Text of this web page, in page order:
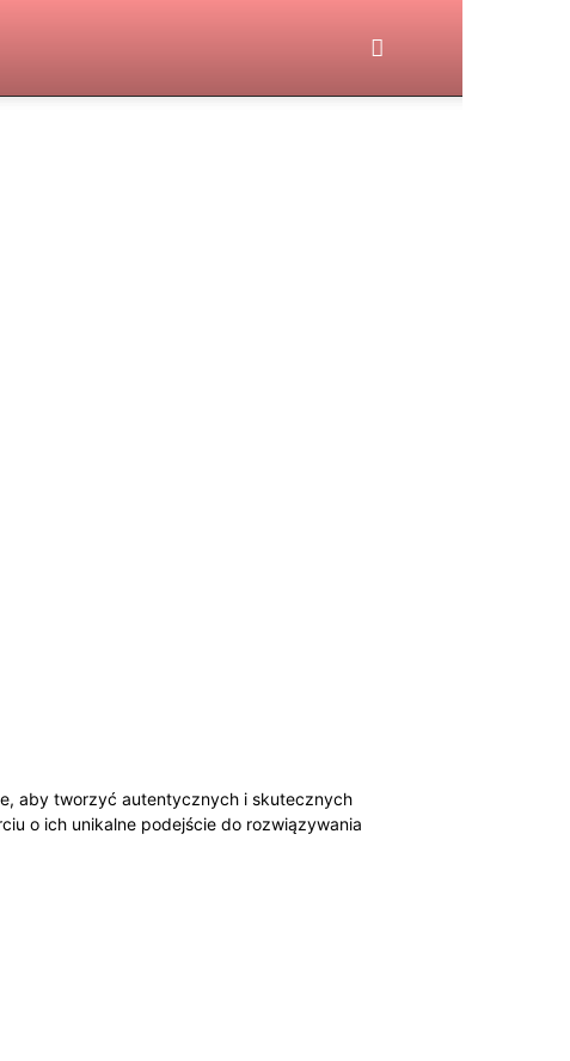
aby tworzyć autentycznych i skutecznych
o ich unikalne podejście do rozwiązywania